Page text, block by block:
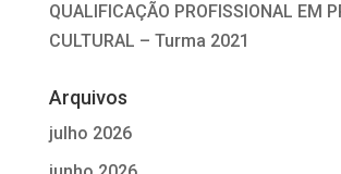
QUALIFICAÇÃO PROFISSIONAL EM
CULTURAL – Turma 2021
Arquivos
julho 2026